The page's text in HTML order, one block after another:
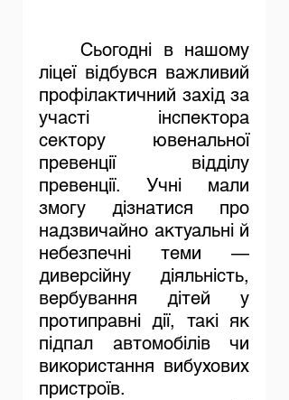
	Сьогодні в нашому
ліцеї відбувся важливий
профілактичний захід за
участі інспектора
сектору ювенальної
превенції відділу
превенції. Учні мали
змогу дізнатися про
надзвичайно актуальні й
небезпечні теми —
диверсійну діяльність,
вербування дітей у
протиправні дії, такі як
підпал автомобілів чи
використання вибухових
пристроїв.